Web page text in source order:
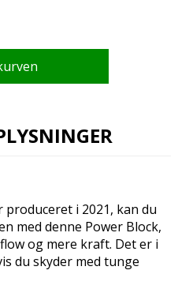
produceret i 2021, kan du
med denne Power Block,
og mere kraft. Det er i
du skyder med tunge